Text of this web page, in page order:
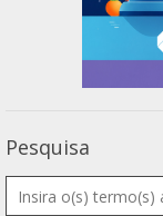
Pesquisa